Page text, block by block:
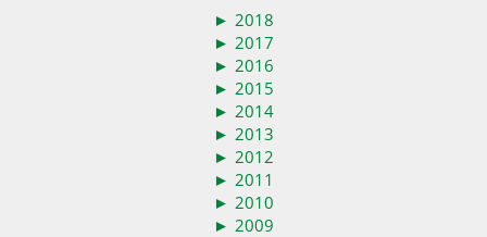
► 2018
► 2017
► 2016
► 2015
► 2014
► 2013
► 2012
► 2011
► 2010
► 2009